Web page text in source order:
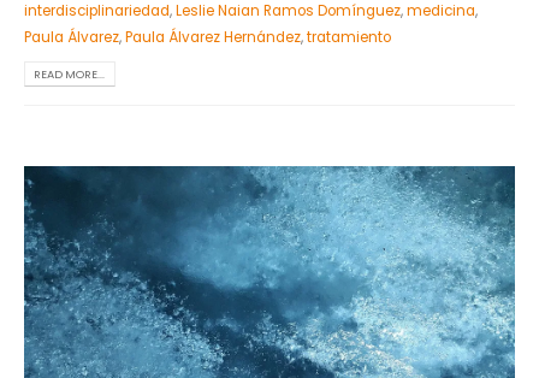
interdisciplinariedad,Leslie Naian Ramos Domínguez,medicina,
Paula Álvarez,Paula Álvarez Hernández,tratamiento
READ MORE...